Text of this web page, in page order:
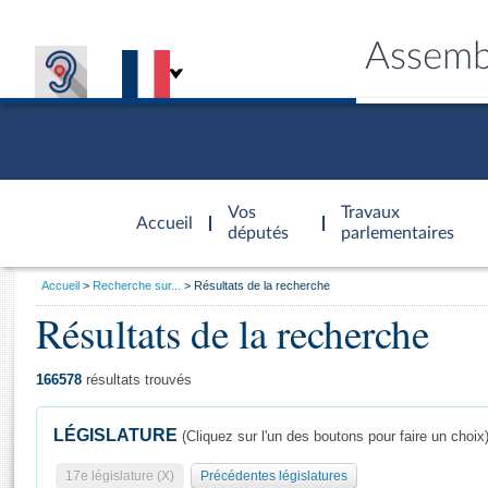
Accueil
d'accueil
Vos
députés
Travaux
parlementaires
Général
Vous
Accueil Recherche sur... Résultats de la recherche
Résultats de la recherche
166578 résultats trouvés
LÉGISLATURE (Cliquez sur l'un des boutons pour faire un choix)
17e législature (X) Précédentes législatures